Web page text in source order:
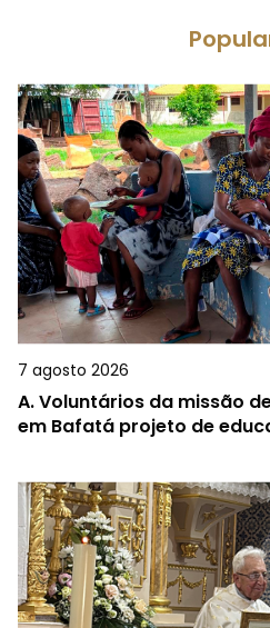
7 agosto 2026
A.Voluntários da missão
em Bafatá projeto de